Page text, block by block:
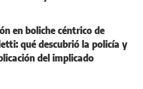
en boliche céntrico de
qué descubrió la policía y
del implicado